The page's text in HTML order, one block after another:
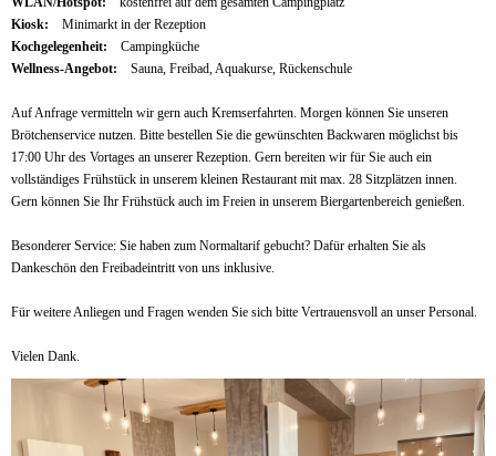
Kiosk:
Minimarkt in der Rezeption
Kochgelegenheit:
Campingküche
Wellness-Angebot:
Sauna, Freibad, Aquakurse, Rückenschule
Auf Anfrage vermitteln wir gern auch Kremserfahrten. Morgen können Sie unseren
Brötchenservice nutzen. Bitte bestellen Sie die gewünschten Backwaren möglichst bis
17:00 Uhr des Vortages an unserer Rezeption. Gern bereiten wir für Sie auch ein
vollständiges Frühstück in unserem kleinen Restaurant mit max. 28 Sitzplätzen innen.
Gern können Sie Ihr Frühstück auch im Freien in unserem Biergartenbereich genießen.
Besonderer Service: Sie haben zum Normaltarif gebucht? Dafür erhalten Sie als
Dankeschön den Freibadeintritt von uns inklusive.
Für weitere Anliegen und Fragen wenden Sie sich bitte Vertrauensvoll an unser Personal.
Vielen Dank.